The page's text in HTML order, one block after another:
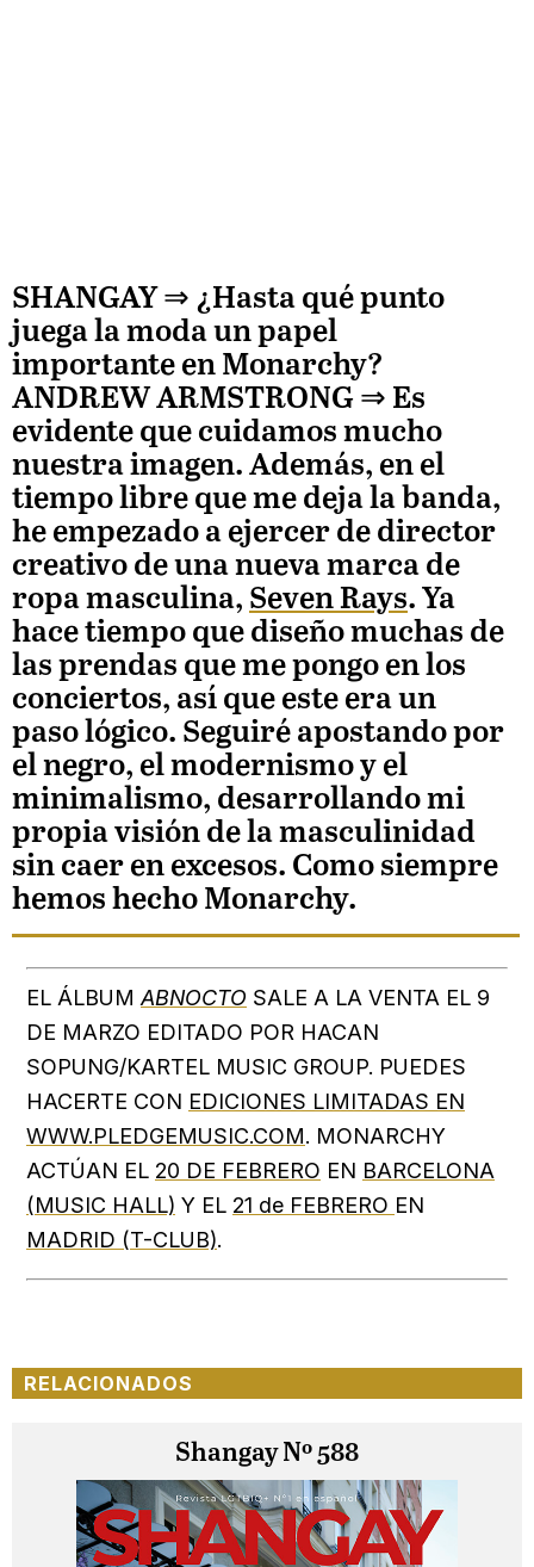
SHANGAY ⇒ ¿Hasta qué punto
juega la moda un papel
importante en Monarchy?
ANDREW ARMSTRONG ⇒ Es
evidente que cuidamos mucho
nuestra imagen. Además, en el
tiempo libre que me deja la banda,
he empezado a ejercer de director
creativo de una nueva marca de
ropa masculina, Seven Rays. Ya
hace tiempo que diseño muchas de
las prendas que me pongo en los
conciertos, así que este era un
paso lógico. Seguiré apostando por
el negro, el modernismo y el
minimalismo, desarrollando mi
propia visión de la masculinidad
sin caer en excesos. Como siempre
hemos hecho Monarchy.
EL ÁLBUM ABNOCTO SALE A LA VENTA EL 9
DE MARZO EDITADO POR HACAN
SOPUNG/KARTEL MUSIC GROUP. PUEDES
HACERTE CON EDICIONES LIMITADAS EN
WWW.PLEDGEMUSIC.COM. MONARCHY
ACTÚAN EL 20 DE FEBRERO EN BARCELONA
(MUSIC HALL) Y EL 21 de FEBRERO EN
MADRID (T-CLUB).
RELACIONADOS
Shangay Nº 588